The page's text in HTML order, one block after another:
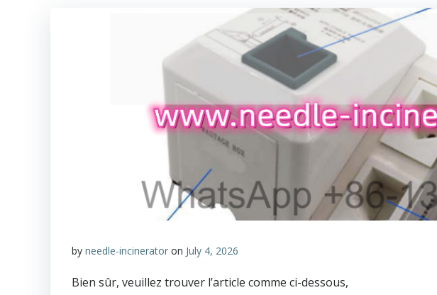
by needle-incinerator on July 4, 2026
Bien sûr, veuillez trouver l’article comme ci-dessous,